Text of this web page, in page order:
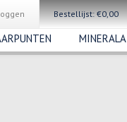
Bestellijst:€0,00
MINERALA